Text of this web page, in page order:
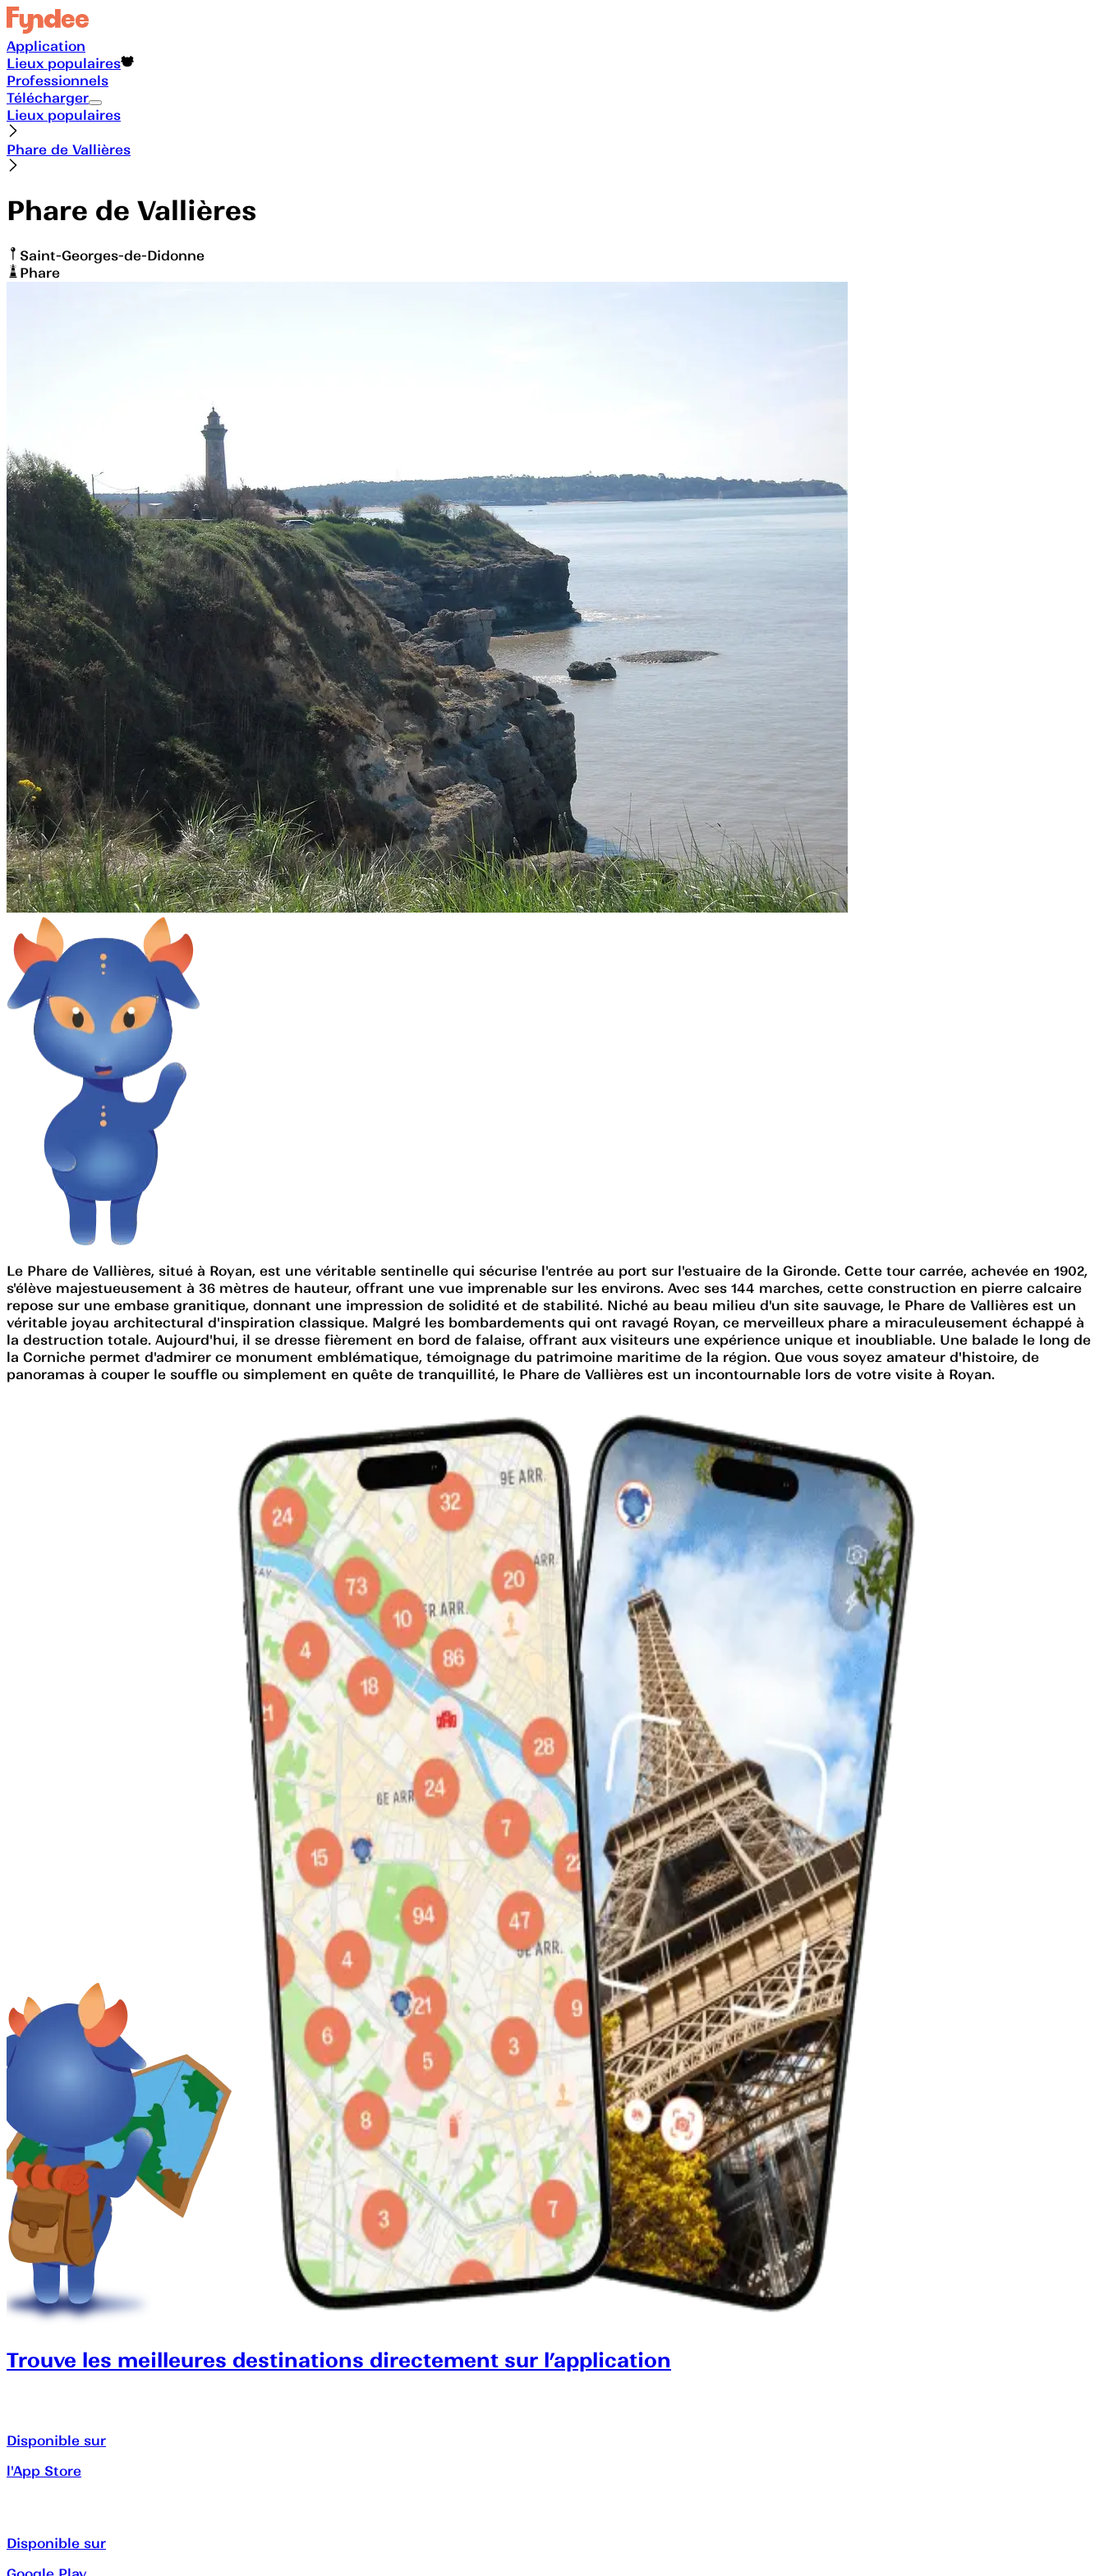
Application
Lieux populaires
Professionnels
Télécharger
Lieux populaires
Phare de Vallières
Phare de Vallières
Saint-Georges-de-Didonne
Phare
Le Phare de Vallières, situé à Royan, est une véritable sentinelle qui sécurise l'entrée au port sur l'estuaire de la Gironde. Cette tour carrée, achevée en 1902,
s'élève majestueusement à 36 mètres de hauteur, offrant une vue imprenable sur les environs. Avec ses 144 marches, cette construction en pierre calcaire
repose sur une embase granitique, donnant une impression de solidité et de stabilité. Niché au beau milieu d'un site sauvage, le Phare de Vallières est un
véritable joyau architectural d'inspiration classique. Malgré les bombardements qui ont ravagé Royan, ce merveilleux phare a miraculeusement échappé à
la destruction totale. Aujourd'hui, il se dresse fièrement en bord de falaise, offrant aux visiteurs une expérience unique et inoubliable. Une balade le long de
la Corniche permet d'admirer ce monument emblématique, témoignage du patrimoine maritime de la région. Que vous soyez amateur d'histoire, de
panoramas à couper le souffle ou simplement en quête de tranquillité, le Phare de Vallières est un incontournable lors de votre visite à Royan.
Trouve les meilleures destinations directement sur l’application
Disponible sur
l'App Store
Disponible sur